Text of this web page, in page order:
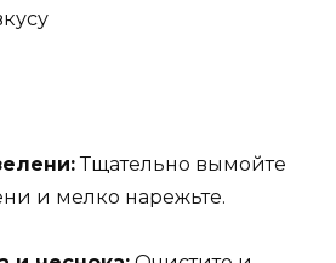
Тщательно вымойте
и мелко нарежьте.